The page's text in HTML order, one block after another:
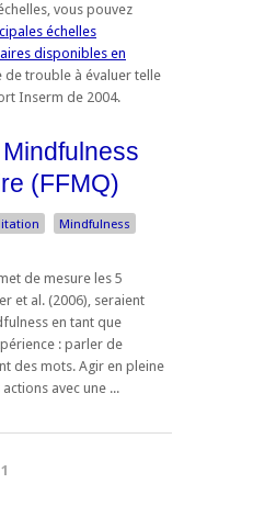
vous pouvez
échelles
disponibles en
de trouble à évaluer telle
Inserm de 2004.
(FFMQ)
Mindfulness
de mesure les 5
et al. (2006), seraient
en tant que
: parler de
des mots. Agir en pleine
avec une ...
1